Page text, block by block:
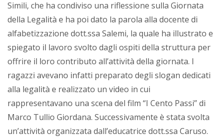
Simili, che ha condiviso una riflessione sulla Giornata
della Legalità e ha poi dato la parola alla docente di
alfabetizzazione dott.ssa Salemi, la quale ha illustrato e
spiegato il lavoro svolto dagli ospiti della struttura per
offrire il loro contributo all’attività della giornata. I
ragazzi avevano infatti preparato degli slogan dedicati
alla legalità e realizzato un video in cui
rappresentavano una scena del film “I Cento Passi” di
Marco Tullio Giordana. Successivamente è stata svolta
un’attività organizzata dall’educatrice dott.ssa Caruso.